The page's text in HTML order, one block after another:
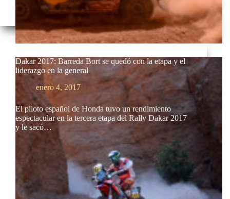
Dakar 2017: Barreda Bort se quedó con la etapa y el
liderazgo en la general
enero 4, 2017
El piloto español de Honda tuvo un rendimiento
espectacular en la tercera etapa del Rally Dakar 2017
y le sacó…